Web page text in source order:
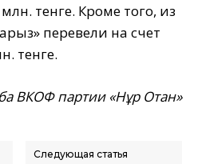
тенге. Кроме того, из
перевели на счет
тенге.
ВКОФ партии «Нұр Отан»
Следующая статья